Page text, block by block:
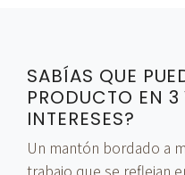
SABÍAS QUE
PRODUCTO EN 3
INTERESES?
Un mantón bordado a